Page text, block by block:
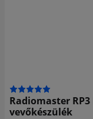
Radiomaster RP3
vevőkészülék